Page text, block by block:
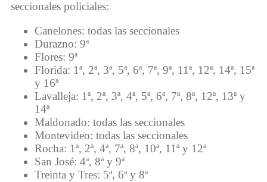
seccionales policiales:
Canelones: todas las seccionales
Durazno: 9ª
Flores: 9ª
Florida: 1ª, 2ª, 3ª, 5ª, 6ª, 7ª, 9ª, 11ª, 12ª, 14ª, 15ª
y 16ª
Lavalleja: 1ª, 2ª, 3ª, 4ª, 5ª, 6ª, 7ª, 8ª, 12ª, 13ª y
14ª
Maldonado: todas las seccionales
Montevideo: todas las seccionales
Rocha: 1ª, 2ª, 4ª, 7ª, 8ª, 10ª, 11ª y 12ª
San José: 4ª, 8ª y 9ª
Treinta y Tres: 5ª, 6ª y 8ª